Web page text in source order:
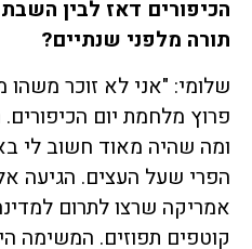
הכיפורים דאז לבין
תורה מלפני שנתיים?
שלומי: "אני לא זוכר
פרוץ מלחמת יום
ומה שהיה מאוד חשוב לי
הפרי שעל העצים. הגיעה
אמריקה שרצו לתרום
קוטפים תפוזים. המשימה